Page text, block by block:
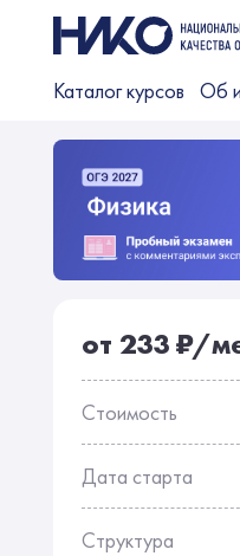
Каталог курсов Об
от 233 ₽/
Стоимость
Дата старта
Структура